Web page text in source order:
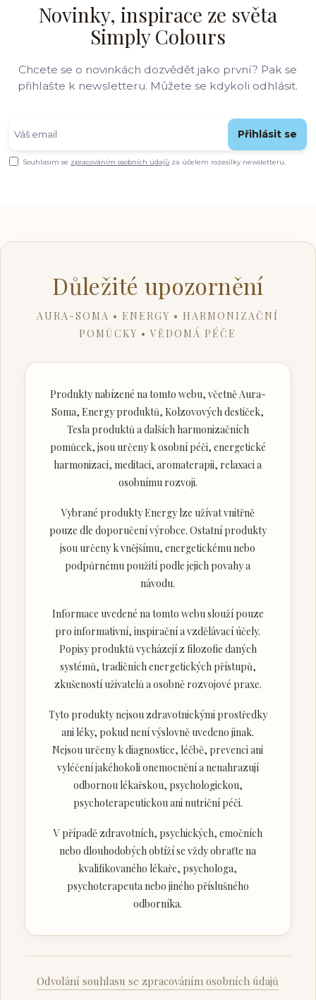
Novinky, inspirace ze světa
Simply Colours
Chcete se o novinkách dozvědět jako první? Pak se
přihlašte k newsletteru. Můžete se kdykoli odhlásit.
Přihlásit se
Souhlasím se zpracováním osobních údajů za účelem rozesílky newsletteru.
Důležité upozornění
AURA-SOMA • ENERGY • HARMONIZAČNÍ
POMŮCKY • VĚDOMÁ PÉČE
Produkty nabízené na tomto webu, včetně Aura-
Soma, Energy produktů, Kolzovových destiček,
Tesla produktů a dalších harmonizačních
pomůcek, jsou určeny k osobní péči, energetické
harmonizaci, meditaci, aromaterapii, relaxaci a
osobnímu rozvoji.
Vybrané produkty Energy lze užívat vnitřně
pouze dle doporučení výrobce. Ostatní produkty
jsou určeny k vnějšímu, energetickému nebo
podpůrnému použití podle jejich povahy a
návodu.
Informace uvedené na tomto webu slouží pouze
pro informativní, inspirační a vzdělávací účely.
Popisy produktů vycházejí z filozofie daných
systémů, tradičních energetických přístupů,
zkušeností uživatelů a osobně rozvojové praxe.
Tyto produkty nejsou zdravotnickými prostředky
ani léky, pokud není výslovně uvedeno jinak.
Nejsou určeny k diagnostice, léčbě, prevenci ani
vyléčení jakéhokoli onemocnění a nenahrazují
odbornou lékařskou, psychologickou,
psychoterapeutickou ani nutriční péči.
V případě zdravotních, psychických, emočních
nebo dlouhodobých obtíží se vždy obraťte na
kvalifikovaného lékaře, psychologa,
psychoterapeuta nebo jiného příslušného
odborníka.
Odvolání souhlasu se zpracováním osobních údajů